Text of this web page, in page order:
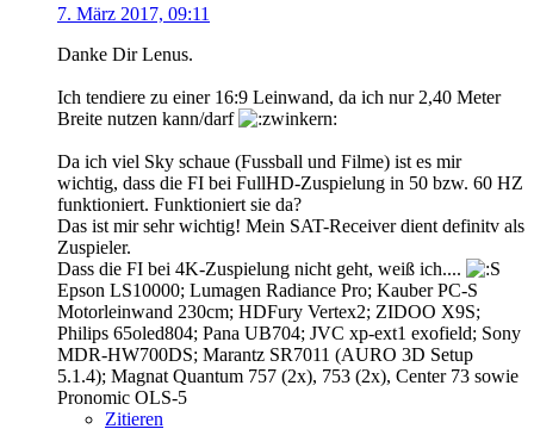
7. März 2017, 09:11
Danke Dir Lenus.
Ich tendiere zu einer 16:9 Leinwand, da ich nur 2,40 Meter
Breite nutzen kann/darf
Da ich viel Sky schaue (Fussball und Filme) ist es mir
wichtig, dass die FI bei FullHD-Zuspielung in 50 bzw. 60 HZ
funktioniert. Funktioniert sie da?
Das ist mir sehr wichtig! Mein SAT-Receiver dient definitv als
Zuspieler.
Dass die FI bei 4K-Zuspielung nicht geht, weiß ich....
Epson LS10000; Lumagen Radiance Pro; Kauber PC-S
Motorleinwand 230cm; HDFury Vertex2; ZIDOO X9S;
Philips 65oled804; Pana UB704; JVC xp-ext1 exofield; Sony
MDR-HW700DS; Marantz SR7011 (AURO 3D Setup
5.1.4); Magnat Quantum 757 (2x), 753 (2x), Center 73 sowie
Pronomic OLS-5
Zitieren